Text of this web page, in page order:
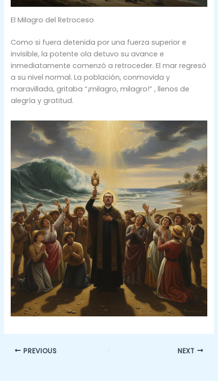
El Milagro del Retroceso
Como si fuera detenida por una fuerza superior e
invisible, la potente ola detuvo su avance e
inmediatamente comenzó a retroceder. El mar regresó
a su nivel normal. La población, conmovida y
maravillada, gritaba “¡milagro, milagro!” , llenos de
alegría y gratitud.
PREVIOUS NEXT